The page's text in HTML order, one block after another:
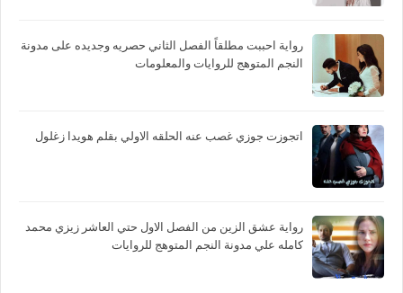
رواية احببت مطلقاً الفصل الثاني حصريه وجديده على مدونة
النجم المتوهج للروايات والمعلومات
اتجوزت جوزي غصب عنه الحلقه الاولي بقلم هويدا زغلول
رواية عشق الزين من الفصل الاول حتي العاشر زيزي محمد
كامله علي مدونة النجم المتوهج للروايات